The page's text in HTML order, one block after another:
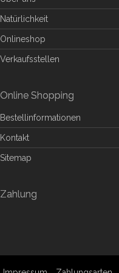
Natürlichkeit
Onlineshop
Verkaufsstellen
Online Shopping
Bestellinformationen
Kontakt
Sitemap
Zahlung